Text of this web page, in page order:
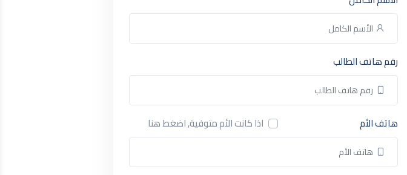
رقم هاتف الطالب
هاتف الأم اذا كانت الأم متوفية, اضغط هنا